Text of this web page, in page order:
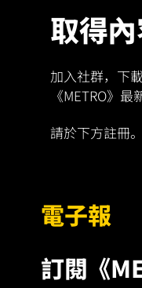
取得
加入社群，下
《METRO》最
請於下方註冊。
電子報
訂閱《